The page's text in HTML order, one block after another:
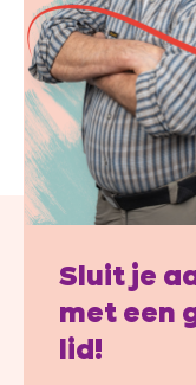
Sluit je
met een
lid!